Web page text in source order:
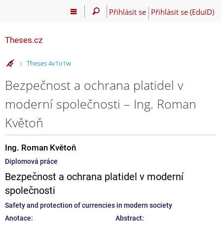
Přihlásit se Přihlásit se (EduID)
Theses.cz
>
Theses 4v1o1w
Bezpečnost a ochrana platidel v
moderní společnosti – Ing. Roman
Květoň
Ing. Roman Květoň
Diplomová práce
Bezpečnost a ochrana platidel v moderní
společnosti
Safety and protection of currencies in modern society
Anotace:
Abstract: